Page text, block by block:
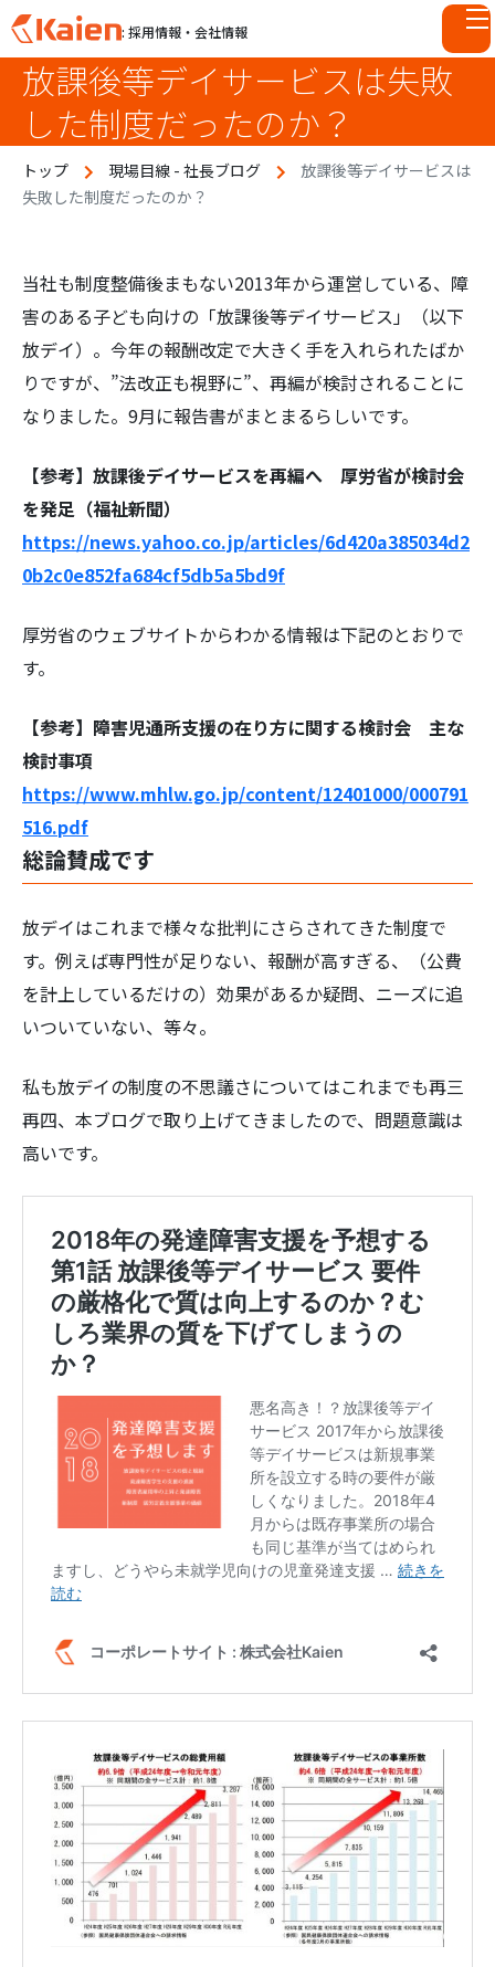
p
: 採用情報・会社情報
放課後等デイサービスは失敗
した制度だったのか？
トップ 現場目線 - 社長ブログ
放課後等デイサービスは
失敗した制度だったのか？
当社も制度整備後まもない2013年から運営している、障
害のある子ども向けの「放課後等デイサービス」（以下
放デイ）。今年の報酬改定で大きく手を入れられたばか
りですが、”法改正も視野に”、再編が検討されることに
なりました。9月に報告書がまとまるらしいです。
【参考】放課後デイサービスを再編へ 厚労省が検討会
を発足（福祉新聞）
https://news.yahoo.co.jp/articles/6d420a385034d2
0b2c0e852fa684cf5db5a5bd9f
厚労省のウェブサイトからわかる情報は下記のとおりで
す。
【参考】障害児通所支援の在り方に関する検討会 主な
検討事項
https://www.mhlw.go.jp/content/12401000/000791
516.pdf
総論賛成です
放デイはこれまで様々な批判にさらされてきた制度で
す。例えば専門性が足りない、報酬が高すぎる、（公費
を計上しているだけの）効果があるか疑問、ニーズに追
いついていない、等々。
私も放デイの制度の不思議さについてはこれまでも再三
再四、本ブログで取り上げてきましたので、問題意識は
高いです。